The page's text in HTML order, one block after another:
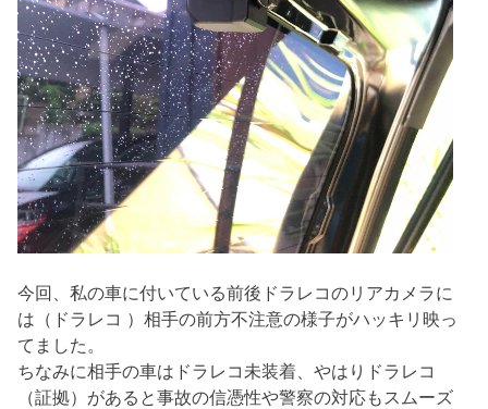
今回、私の車に付いている前後ドラレコのリアカメラに
は（ドラレコ ）相手の前方不注意の様子がハッキリ映っ
てました。
ちなみに相手の車はドラレコ未装着、やはりドラレコ
（証拠）があると事故の信憑性や警察の対応もスムーズ